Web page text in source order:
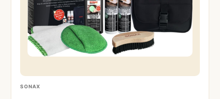
SONAX